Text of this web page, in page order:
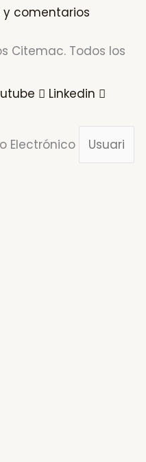
comentarios
Citemac. Todos los
Linkedin
Electrónico